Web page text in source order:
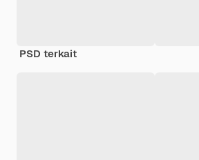
PSD terkait